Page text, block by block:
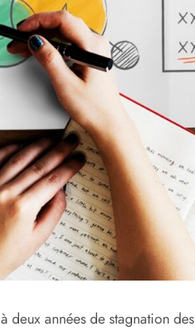
années de stagnation des